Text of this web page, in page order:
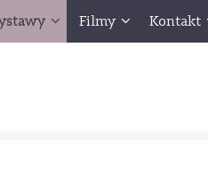
Filmy Kontakt